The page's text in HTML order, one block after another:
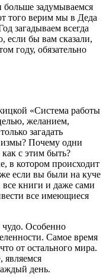
задумываемся
того верим мы в Деда
загадываем всегда
если бы вам сказали,
году, обязательно
«Система работы
желанием,
загадать
Почему одни
с этим быть?
в котором происходит
если вы были на куче
все книги и даже сами
все имеющиеся
чудо. Особенно
Самое время
от остального мира.
являемся
день.